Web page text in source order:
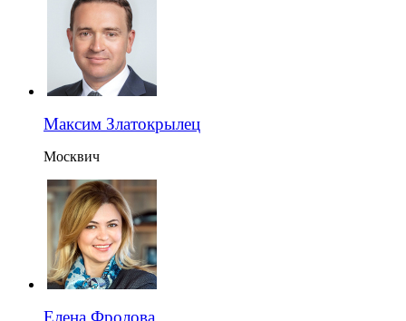
Максим Златокрылец
Москвич
Елена Фролова